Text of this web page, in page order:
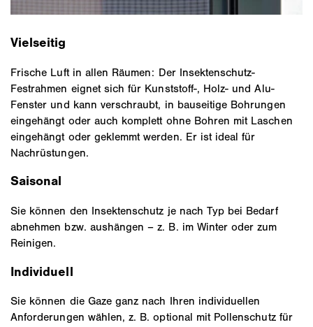
Vielseitig
Frische Luft in allen Räumen: Der Insektenschutz-
Festrahmen eignet sich für Kunststoff-, Holz- und Alu-
Fenster und kann verschraubt, in bauseitige Bohrungen
eingehängt oder auch komplett ohne Bohren mit Laschen
eingehängt oder geklemmt werden. Er ist ideal für
Nachrüstungen.
Saisonal
Sie können den Insektenschutz je nach Typ bei Bedarf
abnehmen bzw. aushängen – z. B. im Winter oder zum
Reinigen.
Individuell
Sie können die Gaze ganz nach Ihren individuellen
Anforderungen wählen, z. B. optional mit Pollenschutz für